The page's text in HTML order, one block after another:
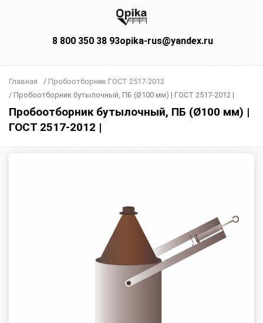
8 800 350 38 93opika-rus@yandex.ru
Главная / Пробоотборник ГОСТ 2517-2012
/ Пробоотборник бутылочный, ПБ (Ø100 мм) | ГОСТ 2517-2012 |
Пробоотборник бутылочный, ПБ (Ø100 мм) |
ГОСТ 2517-2012 |